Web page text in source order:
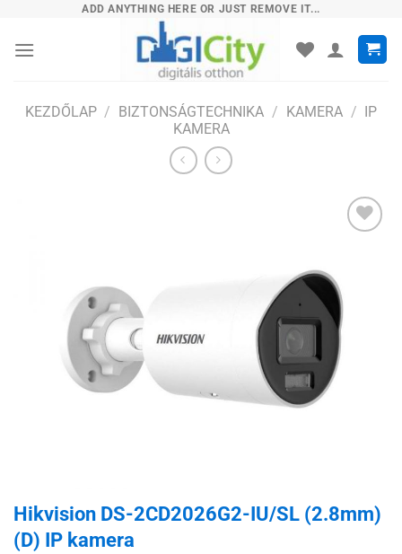
content
ADD ANYTHING HERE OR JUST REMOVE IT...
KEZDŐLAP / BIZTONSÁGTECHNIKA / KAMERA / IP
KAMERA
a
kívánságlistához
Hikvision DS-2CD2026G2-IU/SL (2.8mm)
(D) IP kamera